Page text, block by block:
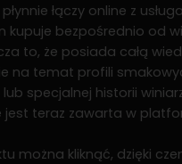
łączy online z
kupuje bezpośrednio od
to, że posiada całą
na temat profili
specjalnej historii
jest teraz zawarta w
można kliknąć, dzięki